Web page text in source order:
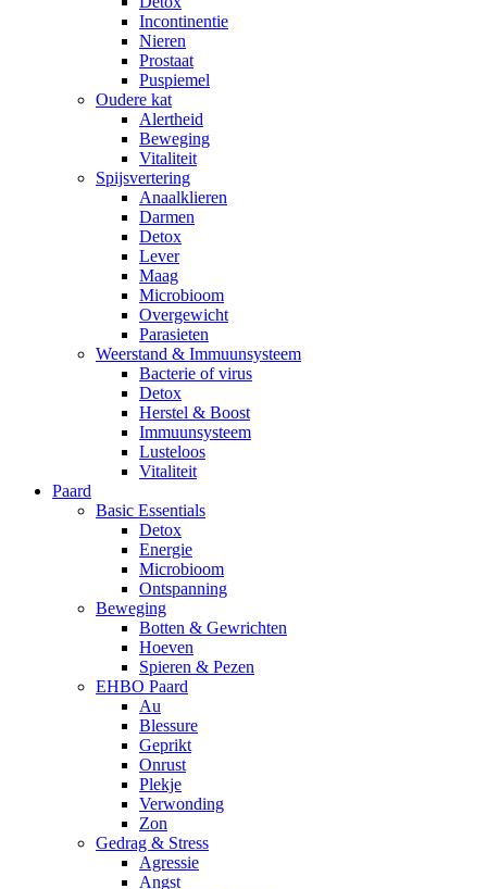
Incontinentie
Nieren
Prostaat
Puspiemel
Oudere kat
Alertheid
Beweging
Vitaliteit
Spijsvertering
Anaalklieren
Darmen
Detox
Lever
Maag
Microbioom
Overgewicht
Parasieten
Weerstand & Immuunsysteem
Bacterie of virus
Detox
Herstel & Boost
Immuunsysteem
Lusteloos
Vitaliteit
Paard
Basic Essentials
Detox
Energie
Microbioom
Ontspanning
Beweging
Botten & Gewrichten
Hoeven
Spieren & Pezen
EHBO Paard
Au
Blessure
Geprikt
Onrust
Plekje
Verwonding
Zon
Gedrag & Stress
Agressie
Angst